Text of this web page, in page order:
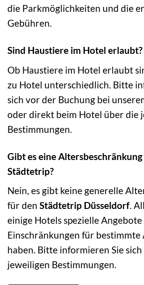
die Parkmöglichkeiten und die
Gebühren.
Sind Haustiere im Hotel erlaubt?
Ob Haustiere im Hotel erlaubt
zu Hotel unterschiedlich. Bitte
sich vor der Buchung bei
oder direkt beim Hotel über die
Bestimmungen.
Gibt es eine
Städtetrip?
Nein, es gibt keine generelle
für den Städtetrip Düsseldorf.
einige Hotels spezielle
Einschränkungen für bestimmte
haben. Bitte informieren Sie
jeweiligen Bestimmungen.